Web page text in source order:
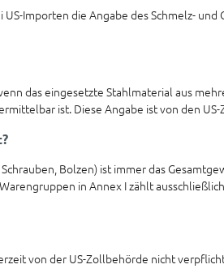
Importen die Angabe des Schmelz-
das eingesetzte Stahlmaterial aus
ist. Diese Angabe ist von den
Bolzen) ist immer das
in Annex I zählt
von der US-Zollbehörde nicht